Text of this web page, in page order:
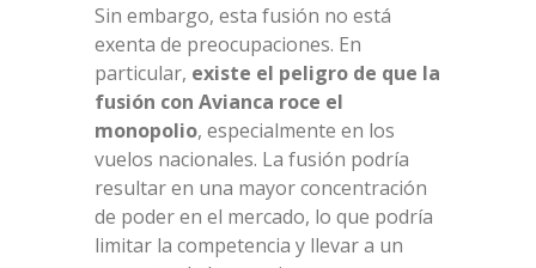
Sin embargo, esta fusión no está
exenta de preocupaciones. En
particular, existe el peligro de que la
fusión con Avianca roce el
monopolio, especialmente en los
vuelos nacionales. La fusión podría
resultar en una mayor concentración
de poder en el mercado, lo que podría
limitar la competencia y llevar a un